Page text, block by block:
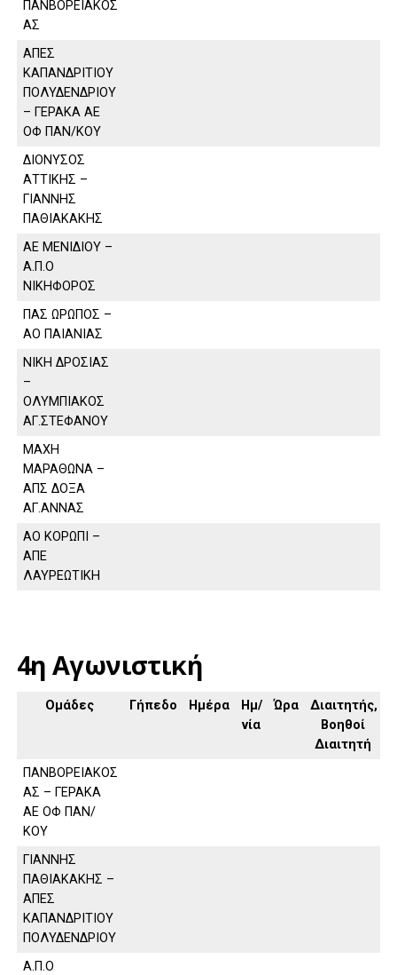
ΠΑΝΒΟΡΕΙΑΚΟΣ
ΑΣ
ΑΠΕΣ
ΚΑΠΑΝΔΡΙΤΙΟΥ
ΠΟΛΥΔΕΝΔΡΙΟΥ
– ΓΕΡΑΚΑ ΑΕ
ΟΦ ΠΑΝ/ΚΟΥ
ΔΙΟΝΥΣΟΣ
ΑΤΤΙΚΗΣ –
ΓΙΑΝΝΗΣ
ΠΑΘΙΑΚΑΚΗΣ
ΑΕ ΜΕΝΙΔΙΟΥ –
Α.Π.Ο
ΝΙΚΗΦΟΡΟΣ
ΠΑΣ ΩΡΩΠΟΣ –
ΑΟ ΠΑΙΑΝΙΑΣ
ΝΙΚΗ ΔΡΟΣΙΑΣ
–
ΟΛΥΜΠΙΑΚΟΣ
ΑΓ.ΣΤΕΦΑΝΟΥ
ΜΑΧΗ
ΜΑΡΑΘΩΝΑ –
ΑΠΣ ΔΟΞΑ
ΑΓ.ΑΝΝΑΣ
ΑΟ ΚΟΡΩΠΙ –
ΑΠΕ
ΛΑΥΡΕΩΤΙΚΗ
4η Αγωνιστική
Ομάδες Γήπεδο Ημέρα
Ημ/
νία
Ώρα
Διαιτητής,
Βοηθοί
Διαιτητή
ΠΑΝΒΟΡΕΙΑΚΟΣ
ΑΣ – ΓΕΡΑΚΑ
ΑΕ ΟΦ ΠΑΝ/
ΚΟΥ
ΓΙΑΝΝΗΣ
ΠΑΘΙΑΚΑΚΗΣ –
ΑΠΕΣ
ΚΑΠΑΝΔΡΙΤΙΟΥ
ΠΟΛΥΔΕΝΔΡΙΟΥ
Α.Π.Ο